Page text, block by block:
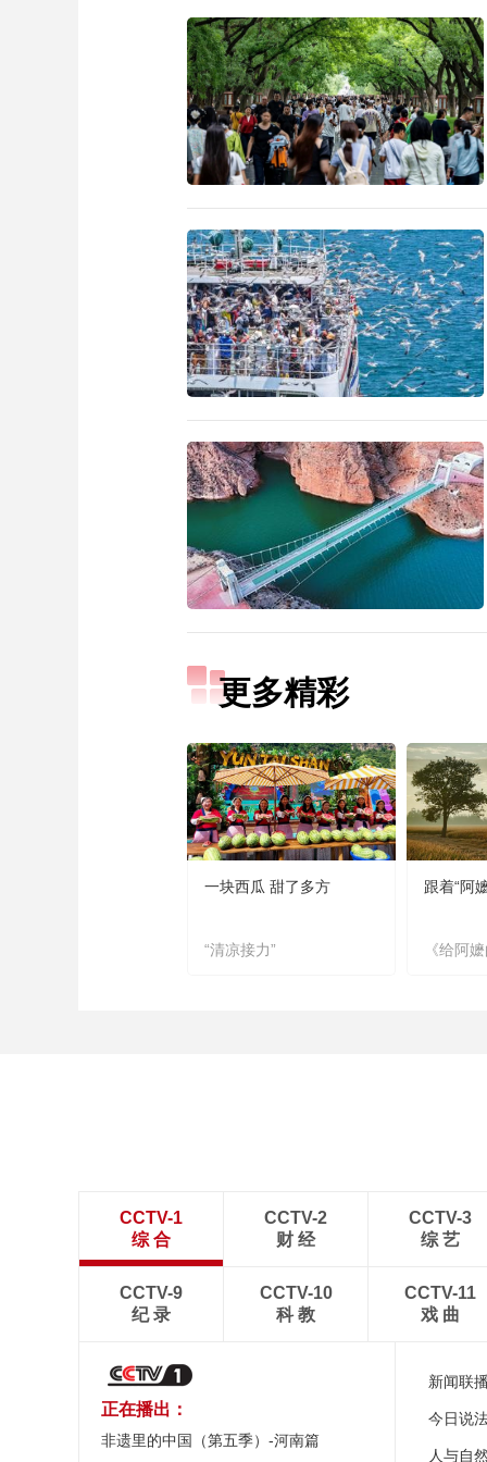
更多精彩
一块西瓜 甜了多方
“清凉接力”
跟着“阿
《给阿
CCTV-1
综 合
CCTV-2
财 经
CCTV-3
综 艺
CCTV-9
纪 录
CCTV-10
科 教
CCTV-11
戏 曲
正在播出：
非遗里的中国（第五季）-河南篇
新闻联
今日说
人与自